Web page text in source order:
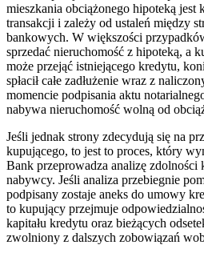
mieszkania obciążonego hipoteką jest
transakcji i zależy od ustaleń między
bankowych. W większości
sprzedać nieruchomość z hipoteką, a
może przejąć istniejącego kredytu,
spłacił całe zadłużenie wraz z
momencie podpisania aktu
nabywa nieruchomość wolną od
Jeśli jednak strony zdecydują się na
kupującego, to jest to proces, który
Bank przeprowadza analizę zdolności
nabywcy. Jeśli analiza przebiegnie
podpisany zostaje aneks do umowy
to kupujący przejmuje
kapitału kredytu oraz bieżących
zwolniony z dalszych zobowiązań